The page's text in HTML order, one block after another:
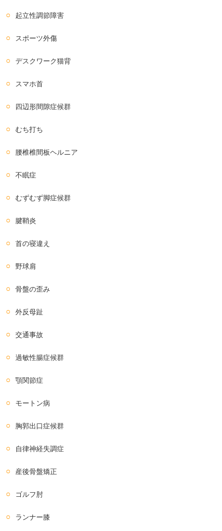
起立性調節障害
スポーツ外傷
デスクワーク猫背
スマホ首
四辺形間隙症候群
むち打ち
腰椎椎間板ヘルニア
不眠症
むずむず脚症候群
腱鞘炎
首の寝違え
野球肩
骨盤の歪み
外反母趾
交通事故
過敏性腸症候群
顎関節症
モートン病
胸郭出口症候群
自律神経失調症
産後骨盤矯正
ゴルフ肘
ランナー膝